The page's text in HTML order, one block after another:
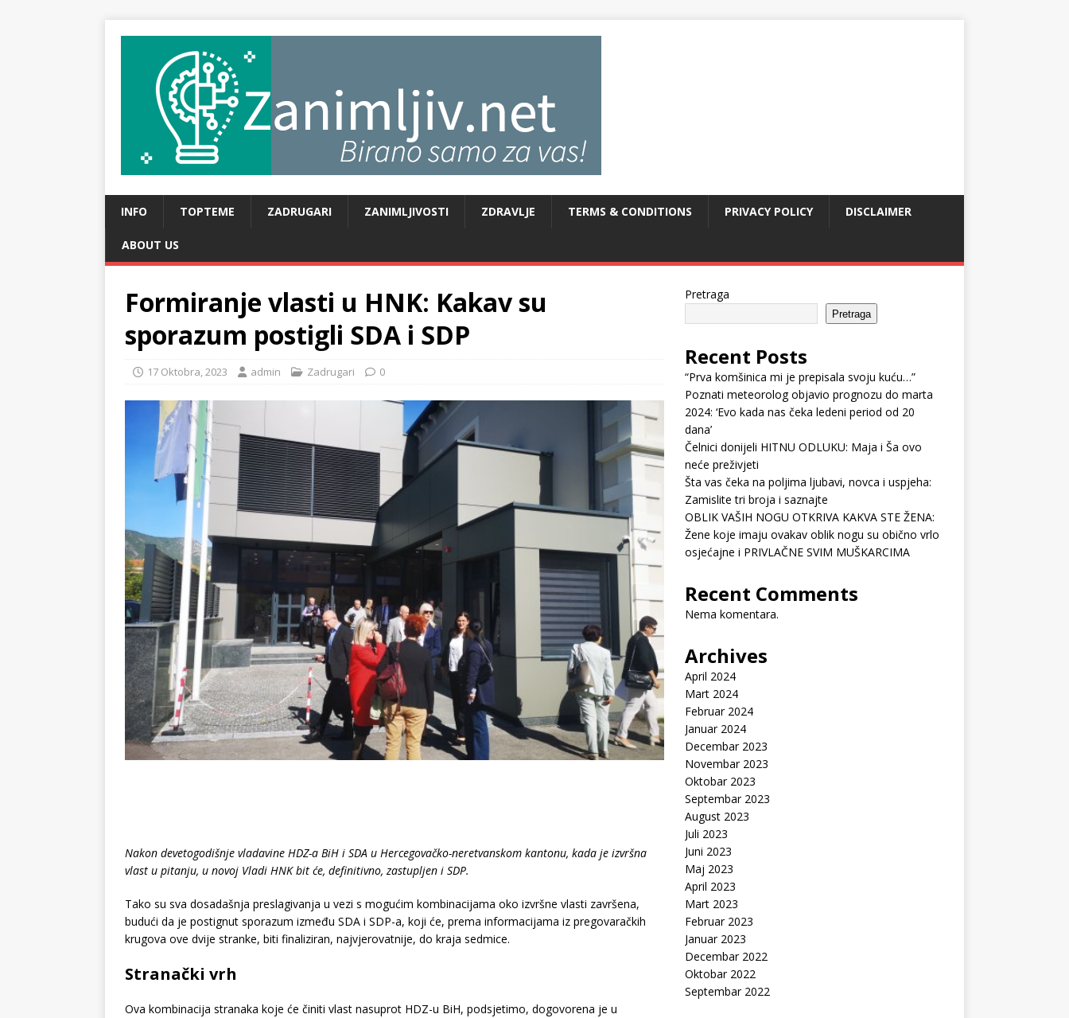
INFO TOPTEME ZADRUGARI ZANIMLJIVOSTI ZDRAVLJE TERMS & CONDITIONS PRIVACY POLICY DISCLAIMER
ABOUT US
Formiranje vlasti u HNK: Kakav su
sporazum postigli SDA i SDP
17 Oktobra, 2023 admin Zadrugari 0
Nakon devetogodišnje vladavine HDZ-a BiH i SDA u Hercegovačko-neretvanskom kantonu, kada je izvršna
vlast u pitanju, u novoj Vladi HNK bit će, definitivno, zastupljen i SDP.
Tako su sva dosadašnja preslagivanja u vezi s mogućim kombinacijama oko izvršne vlasti završena,
budući da je postignut sporazum između SDA i SDP-a, koji će, prema informacijama iz pregovaračkih
krugova ove dvije stranke, biti finaliziran, najvjerovatnije, do kraja sedmice.
Stranački vrh
Ova kombinacija stranaka koje će činiti vlast nasuprot HDZ-u BiH, podsjetimo, dogovorena je u
Pretraga
Pretraga
Recent Posts
“Prva komšinica mi je prepisala svoju kuću…”
Poznati meteorolog objavio prognozu do marta
2024: ‘Evo kada nas čeka ledeni period od 20
dana’
Čelnici donijeli HITNU ODLUKU: Maja i Ša ovo
neće preživjeti
Šta vas čeka na poljima ljubavi, novca i uspjeha:
Zamislite tri broja i saznajte
OBLIK VAŠIH NOGU OTKRIVA KAKVA STE ŽENA:
Žene koje imaju ovakav oblik nogu su obično vrlo
osjećajne i PRIVLAČNE SVIM MUŠKARCIMA
Recent Comments
Nema komentara.
Archives
April 2024
Mart 2024
Februar 2024
Januar 2024
Decembar 2023
Novembar 2023
Oktobar 2023
Septembar 2023
August 2023
Juli 2023
Juni 2023
Maj 2023
April 2023
Mart 2023
Februar 2023
Januar 2023
Decembar 2022
Oktobar 2022
Septembar 2022